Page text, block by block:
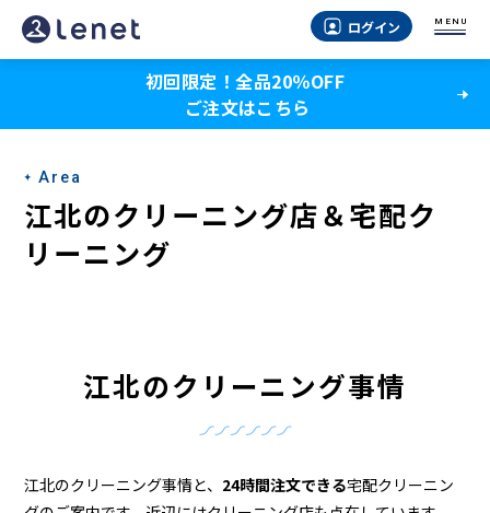
江
北
ク
リ
ー
配
ログイン MENU
初回限定！全品20％OFF
ご注文はこちら
Area
江北のクリーニング店＆宅配ク
リーニング
江北のクリーニング事情
江北のクリーニング事情と、 24時間注文できる宅配クリーニン